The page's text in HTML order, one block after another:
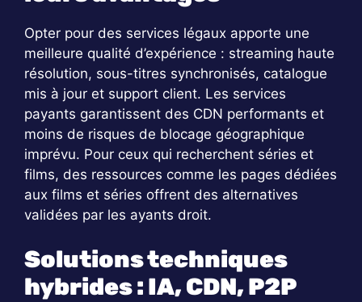
Opter pour des services légaux apporte une
meilleure qualité d’expérience : streaming haute
résolution, sous-titres synchronisés, catalogue
mis à jour et support client. Les services
payants garantissent des CDN performants et
moins de risques de blocage géographique
imprévu. Pour ceux qui recherchent séries et
films, des ressources comme les pages dédiées
aux films et séries offrent des alternatives
validées par les ayants droit.
Solutions techniques
hybrides : IA, CDN, P2P